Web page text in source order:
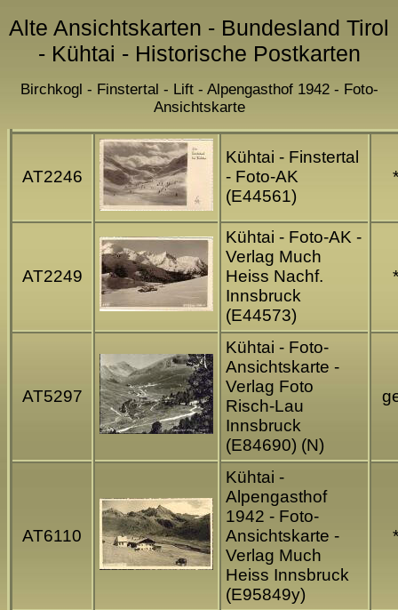
Alte Ansichtskarten - Bundesland Tirol
- Kühtai - Historische Postkarten
Birchkogl - Finstertal - Lift - Alpengasthof 1942 - Foto-
Ansichtskarte
AT2246
Kühtai - Finstertal
- Foto-AK
(E44561)
*
AT2249
Kühtai - Foto-AK -
Verlag Much
Heiss Nachf.
Innsbruck
(E44573)
*
AT5297
Kühtai - Foto-
Ansichtskarte -
Verlag Foto
Risch-Lau
Innsbruck
(E84690) (N)
AT6110
Kühtai -
Alpengasthof
1942 - Foto-
Ansichtskarte -
Verlag Much
Heiss Innsbruck
(E95849y)
*